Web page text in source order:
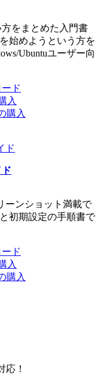
をまとめた入門書
始めようという方を
Ubuntuユーザー向
ド
入
購入
ーンショット満載で
初期設定の手順書で
ド
入
購入
応！